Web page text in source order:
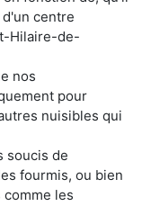
centre
Hilaire-de-
nos
pour
nuisibles qui
soucis de
fourmis, ou bien
les